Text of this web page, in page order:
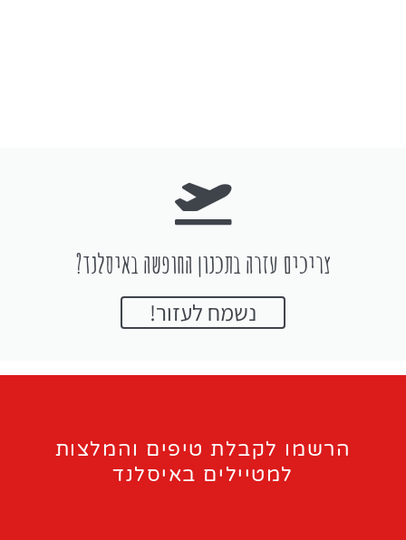
צריכים עזרה בתכנון החופשה באיסלנד?
נשמח לעזור!
הרשמו לקבלת טיפים והמלצות
למטיילים באיסלנד